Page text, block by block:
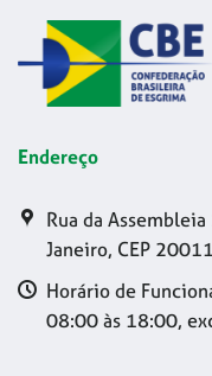
Endereço
Rua da
Janeiro, CEP
Horário de
08:00 às 18:00,